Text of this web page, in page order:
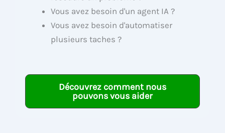
Vous avez besoin d'un agent IA ?
Vous avez besoin d'automatiser
plusieurs taches ?
Découvrez comment nous
pouvons vous aider